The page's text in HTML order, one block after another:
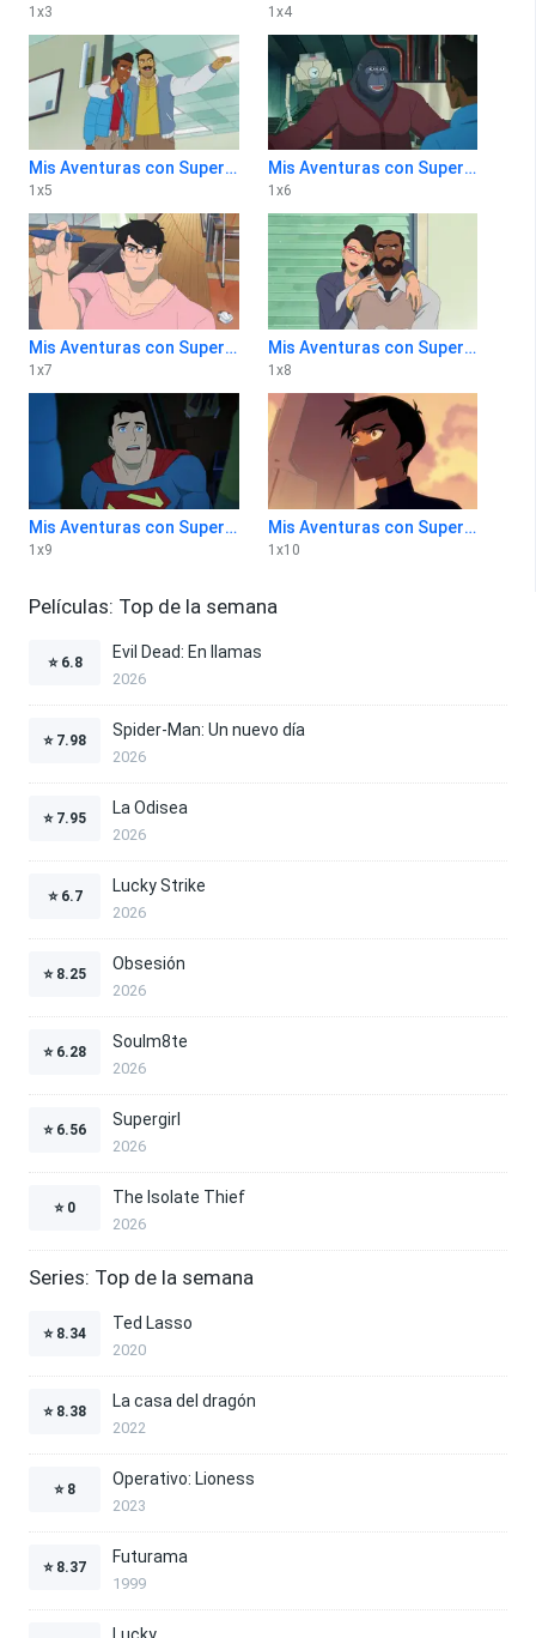
1 x3 1 x4
Mis Aventuras con Superman 1x5
1 x5
Mis Aventuras con Superman 1x6
1 x6
Mis Aventuras con Superman 1x7
1 x7
Mis Aventuras con Superman 1x8
1 x8
Mis Aventuras con Superman 1x9
1 x9
Mis Aventuras con Superman 1x10
1 x10
Películas: Top de la semana
⭐ 6.8
Evil Dead: En llamas
2026
⭐ 7.98
Spider-Man: Un nuevo día
2026
⭐ 7.95
La Odisea
2026
⭐ 6.7
Lucky Strike
2026
⭐ 8.25
Obsesión
2026
⭐ 6.28
Soulm8te
2026
⭐ 6.56
Supergirl
2026
⭐ 0
The Isolate Thief
2026
Series: Top de la semana
⭐ 8.34
Ted Lasso
2020
⭐ 8.38
La casa del dragón
2022
⭐ 8
Operativo: Lioness
2023
⭐ 8.37
Futurama
1999
Lucky